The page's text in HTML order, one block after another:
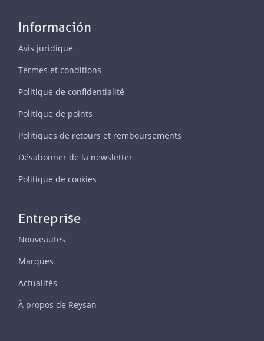
Información
Avis juridique
Termes et conditions
Politique de confidentialité
Politique de points
Politiques de retours et remboursements
Désabonner de la newsletter
Politique de cookies
Entreprise
Nouveautes
Marques
Actualités
À propos de Reysan